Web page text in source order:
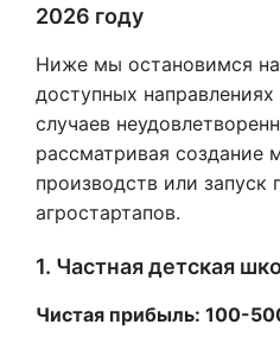
2026 году
Ниже мы остановимся на
доступных
случаев
рассматривая создание
производств или запуск
агростартапов.
1. Частная детская
Чистая прибыль: 100-